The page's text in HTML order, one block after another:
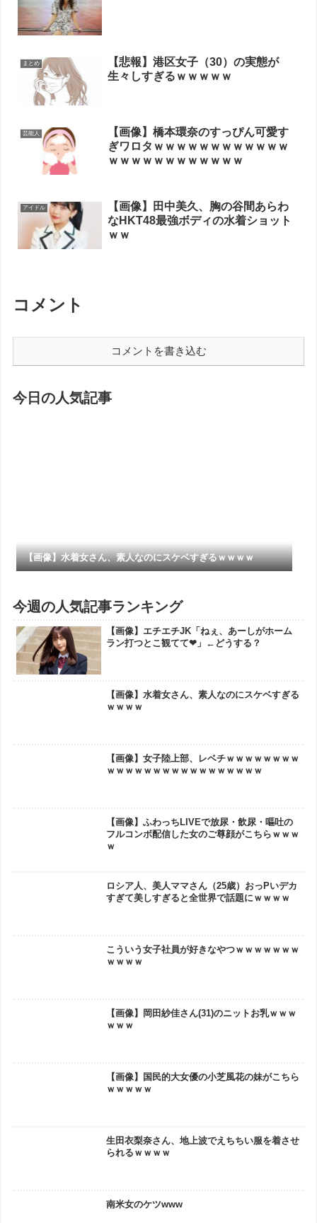
まとめ
【悲報】港区女子（30）の実態が
生々しすぎるｗｗｗｗｗ
芸能人
【画像】橋本環奈のすっぴん可愛す
ぎワロタｗｗｗｗｗｗｗｗｗｗｗｗ
ｗｗｗｗｗｗｗｗｗｗｗｗ
アイドル
【画像】田中美久、胸の谷間あらわ
なHKT48最強ボディの水着ショット
ｗｗ
コメント
コメントを書き込む
今日の人気記事
【画像】水着女さん、素人なのにスケベすぎるｗｗｗｗ
今週の人気記事ランキング
【画像】エチエチJK「ねぇ、あーしがホーム
ラン打つとこ観てて❤」←どうする？
【画像】水着女さん、素人なのにスケベすぎる
ｗｗｗｗ
【画像】女子陸上部、レベチｗｗｗｗｗｗｗｗ
ｗｗｗｗｗｗｗｗｗｗｗｗｗｗｗｗｗ
【画像】ふわっちLIVEで放尿・飲尿・嘔吐の
フルコンボ配信した女のご尊顔がこちらｗｗｗ
ｗ
ロシア人、美人ママさん（25歳）おっPいデカ
すぎて美しすぎると全世界で話題にｗｗｗｗ
こういう女子社員が好きなやつｗｗｗｗｗｗｗ
ｗｗｗｗ
【画像】岡田紗佳さん(31)のニットお乳ｗｗｗ
ｗｗｗ
【画像】国民的大女優の小芝風花の妹がこちら
ｗｗｗｗｗ
生田衣梨奈さん、地上波でえちちい服を着させ
られるｗｗｗｗ
南米女のケツwww